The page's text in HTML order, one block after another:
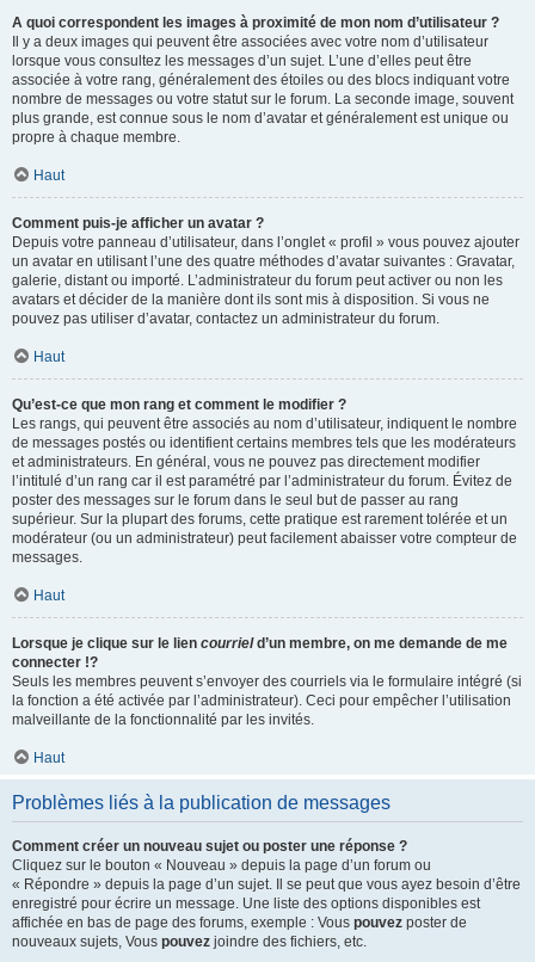
A quoi correspondent les images à proximité de mon nom d’utilisateur ?
Il y a deux images qui peuvent être associées avec votre nom d’utilisateur
lorsque vous consultez les messages d’un sujet. L’une d’elles peut être
associée à votre rang, généralement des étoiles ou des blocs indiquant votre
nombre de messages ou votre statut sur le forum. La seconde image, souvent
plus grande, est connue sous le nom d’avatar et généralement est unique ou
propre à chaque membre.
Haut
Comment puis-je afficher un avatar ?
Depuis votre panneau d’utilisateur, dans l’onglet « profil » vous pouvez ajouter
un avatar en utilisant l’une des quatre méthodes d’avatar suivantes : Gravatar,
galerie, distant ou importé. L’administrateur du forum peut activer ou non les
avatars et décider de la manière dont ils sont mis à disposition. Si vous ne
pouvez pas utiliser d’avatar, contactez un administrateur du forum.
Haut
Qu’est-ce que mon rang et comment le modifier ?
Les rangs, qui peuvent être associés au nom d’utilisateur, indiquent le nombre
de messages postés ou identifient certains membres tels que les modérateurs
et administrateurs. En général, vous ne pouvez pas directement modifier
l’intitulé d’un rang car il est paramétré par l’administrateur du forum. Évitez de
poster des messages sur le forum dans le seul but de passer au rang
supérieur. Sur la plupart des forums, cette pratique est rarement tolérée et un
modérateur (ou un administrateur) peut facilement abaisser votre compteur de
messages.
Haut
Lorsque je clique sur le lien courrield’un membre, on me demande de me
connecter !?
Seuls les membres peuvent s’envoyer des courriels via le formulaire intégré (si
la fonction a été activée par l’administrateur). Ceci pour empêcher l’utilisation
malveillante de la fonctionnalité par les invités.
Haut
Problèmes liés à la publication de messages
Comment créer un nouveau sujet ou poster une réponse ?
Cliquez sur le bouton « Nouveau » depuis la page d’un forum ou
« Répondre » depuis la page d’un sujet. Il se peut que vous ayez besoin d’être
enregistré pour écrire un message. Une liste des options disponibles est
affichée en bas de page des forums, exemple : Vous pouvez poster de
nouveaux sujets, Vous pouvez joindre des fichiers, etc.